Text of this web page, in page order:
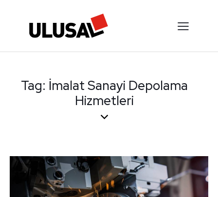
Tag: İmalat Sanayi Depolama
Hizmetleri